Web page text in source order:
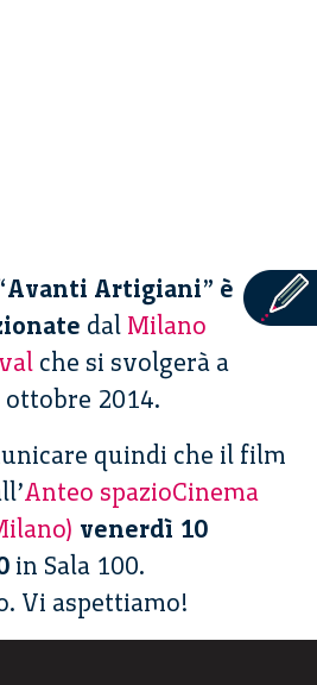
Artigiani” è
dal Milano
che si svolgerà a
2014.
quindi che il film
Anteo spazioCinema
venerdì 10
in Sala 100.
Vi aspettiamo!